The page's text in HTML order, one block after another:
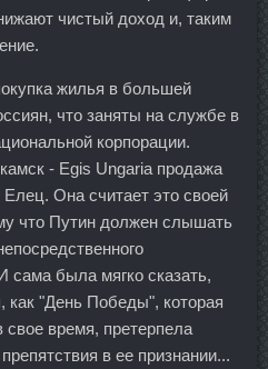
чистый доход и, таким
жилья в большей
что заняты на службе в
корпорации.
- Egis Ungaria продажа
Она считает это своей
что Путин должен слышать
сама была мягко сказать,
как "День Победы", которая
свое время, претерпела
в ее признании...